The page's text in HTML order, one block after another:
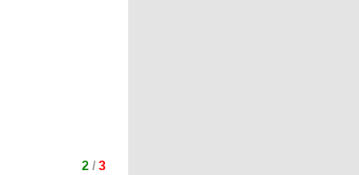
2/ 3